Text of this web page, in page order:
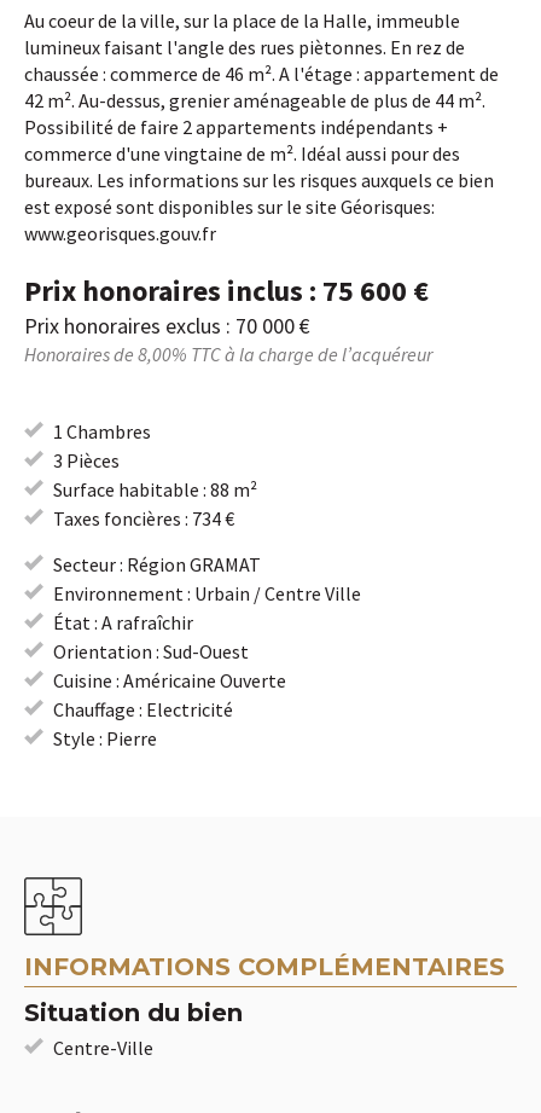
Au coeur de la ville, sur la place de la Halle, immeuble
lumineux faisant l'angle des rues piètonnes. En rez de
chaussée : commerce de 46 m². A l'étage : appartement de
42 m². Au-dessus, grenier aménageable de plus de 44 m².
Possibilité de faire 2 appartements indépendants +
commerce d'une vingtaine de m². Idéal aussi pour des
bureaux. Les informations sur les risques auxquels ce bien
est exposé sont disponibles sur le site Géorisques:
www.georisques.gouv.fr
Prix honoraires inclus : 75 600 €
Prix honoraires exclus : 70 000 €
Honoraires de 8,00% TTC à la charge de l’acquéreur
1 Chambres
3 Pièces
Surface habitable : 88 m²
Taxes foncières : 734 €
Secteur : Région GRAMAT
Environnement : Urbain / Centre Ville
État : A rafraîchir
Orientation : Sud-Ouest
Cuisine : Américaine Ouverte
Chauffage : Electricité
Style : Pierre
INFORMATIONS COMPLÉMENTAIRES
Situation du bien
Centre-Ville